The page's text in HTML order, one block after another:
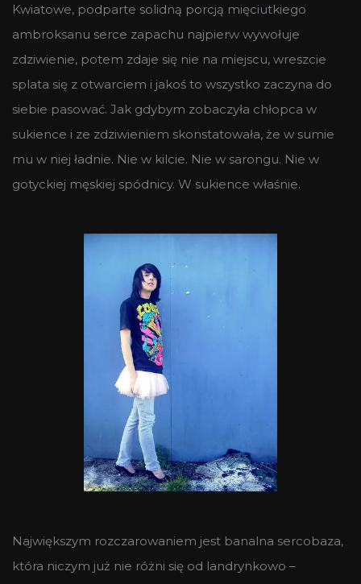
Kwiatowe, podparte solidną porcją mięciutkiego
ambroksanu serce zapachu najpierw wywołuje
zdziwienie, potem zdaje się nie na miejscu, wreszcie
splata się z otwarciem i jakoś to wszystko zaczyna do
siebie pasować. Jak gdybym zobaczyła chłopca w
sukience i ze zdziwieniem skonstatowała, że w sumie
mu w niej ładnie. Nie w kilcie. Nie w sarongu. Nie w
gotyckiej męskiej spódnicy. W sukience właśnie.
Największym rozczarowaniem jest banalna sercobaza,
która niczym już nie różni się od landrynkowo –